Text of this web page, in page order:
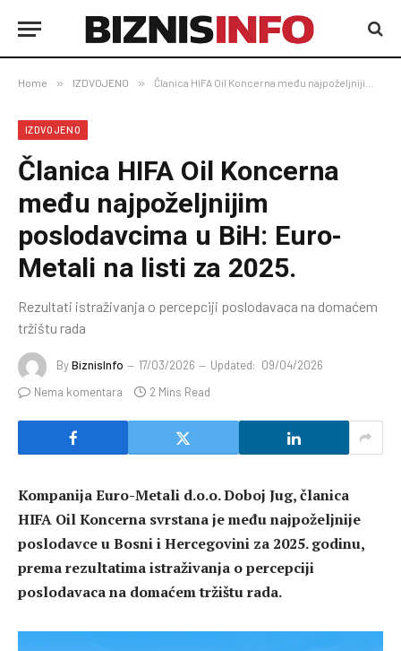
Home » IZDVOJENO » Članica HIFA Oil Koncerna među najpoželjnijim poslodavcima u BiH: Euro-Metali na listi za 2025.
IZDVOJENO
Članica HIFA Oil Koncerna
među najpoželjnijim
poslodavcima u BiH: Euro-
Metali na listi za 2025.
Rezultati istraživanja o percepciji poslodavaca na domaćem
tržištu rada
ByBiznisInfo 17/03/2026 Updated: 09/04/2026
Nema komentara
2 Mins Read
Kompanija Euro-Metali d.o.o. Doboj Jug, članica
HIFA Oil Koncerna svrstana je među najpoželjnije
poslodavce u Bosni i Hercegovini za 2025. godinu,
prema rezultatima istraživanja o percepciji
poslodavaca na domaćem tržištu rada.